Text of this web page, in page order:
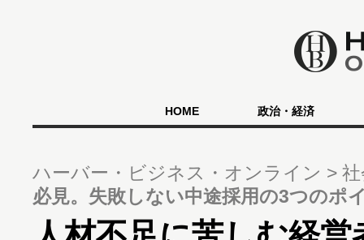
HOME 政治・経済
ハーバー・ビジネス・オンライン
必見。失敗しない中途採用の3つのポ